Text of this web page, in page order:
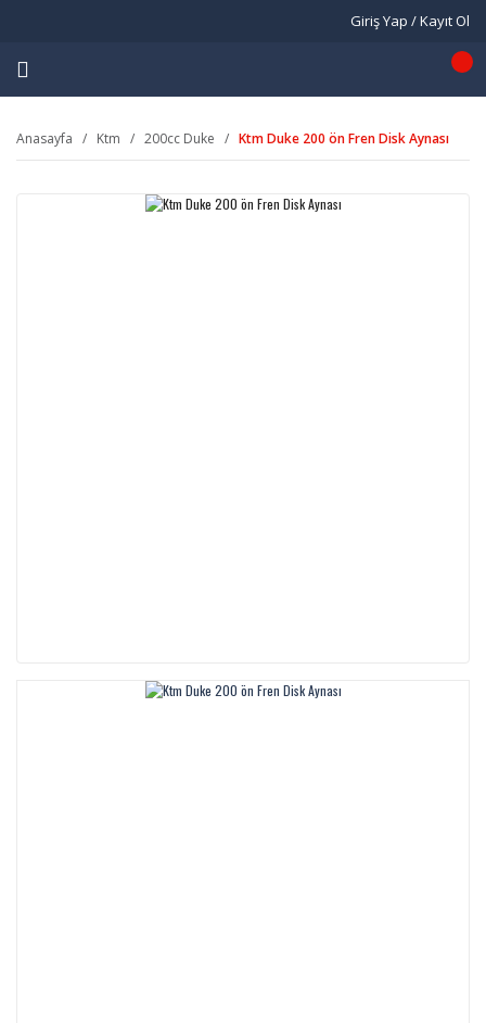
Giriş Yap / Kayıt Ol
Anasayfa Ktm 200cc Duke Ktm Duke 200 ön Fren Disk Aynası